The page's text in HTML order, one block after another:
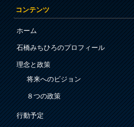
コンテンツ
ホーム
石橋みちひろのプロフィール
理念と政策
将来へのビジョン
８つの政策
行動予定